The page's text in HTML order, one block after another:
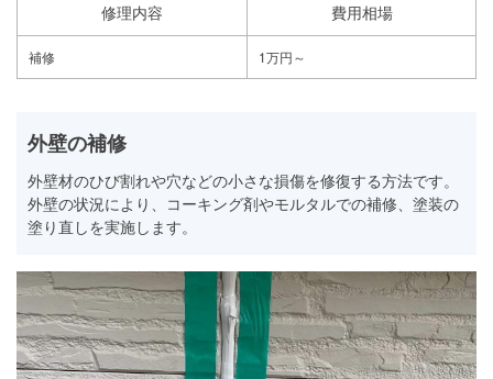
修理内容 費用相場
補修 1万円～
外壁の補修
外壁材のひび割れや穴などの小さな損傷を修復する方法です。
外壁の状況により、コーキング剤やモルタルでの補修、塗装の
塗り直しを実施します。